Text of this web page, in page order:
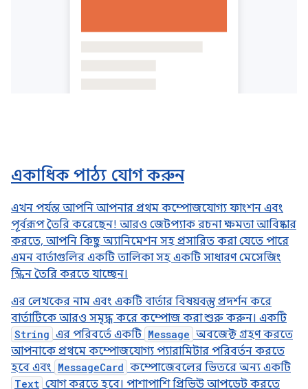
একাধিক পাঠ্য যোগ করুন
এখন পর্যন্ত আপনি আপনার প্রথম কম্পোজযোগ্য ফাংশন এবং
পূর্বরূপ তৈরি করেছেন! আরও জেটপ্যাক রচনা ক্ষমতা আবিষ্কার
করতে, আপনি কিছু অ্যানিমেশন সহ প্রসারিত করা যেতে পারে
এমন বার্তাগুলির একটি তালিকা সহ একটি সাধারণ মেসেজিং
স্ক্রিন তৈরি করতে যাচ্ছেন।
এর লেখকের নাম এবং একটি বার্তার বিষয়বস্তু প্রদর্শন করে
বার্তাটিকে আরও সমৃদ্ধ করে কম্পোজ করা শুরু করুন। একটি
String এর পরিবর্তে একটি Message অবজেক্ট গ্রহণ করতে
আপনাকে প্রথমে কম্পোজযোগ্য প্যারামিটার পরিবর্তন করতে
হবে এবং MessageCard কম্পোজেবলের ভিতরে অন্য একটি
Text যোগ করতে হবে। পাশাপাশি প্রিভিউ আপডেট করতে